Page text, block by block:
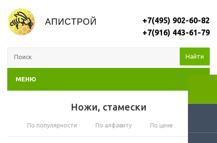
+7(495) 902-60-82
+7(916) 443-61-79
Найти
МЕНЮ
Ножи, стамески
По популярности По алфавиту По цене